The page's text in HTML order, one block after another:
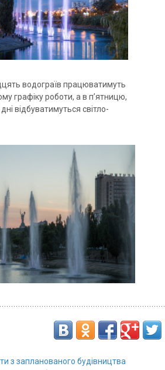
водограїв працюватимуть
графіку роботи, а в п’ятницю,
відбуватимуться світло-
з запланованого будівництва